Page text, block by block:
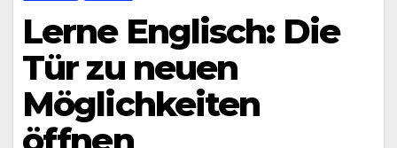
Lerne Englisch: Die
Tür zu neuen
Möglichkeiten